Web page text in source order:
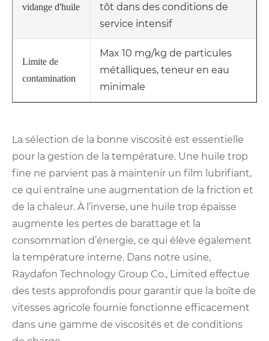
vidange d'huile
tôt dans des conditions de
service intensif
Limite de
contamination
Max 10 mg/kg de particules
métalliques, teneur en eau
minimale
La sélection de la bonne viscosité est essentielle
pour la gestion de la température. Une huile trop
fine ne parvient pas à maintenir un film lubrifiant,
ce qui entraîne une augmentation de la friction et
de la chaleur. À l’inverse, une huile trop épaisse
augmente les pertes de barattage et la
consommation d’énergie, ce qui élève également
la température interne. Dans notre usine,
Raydafon Technology Group Co., Limited effectue
des tests approfondis pour garantir que la boîte de
vitesses agricole fournie fonctionne efficacement
dans une gamme de viscosités et de conditions